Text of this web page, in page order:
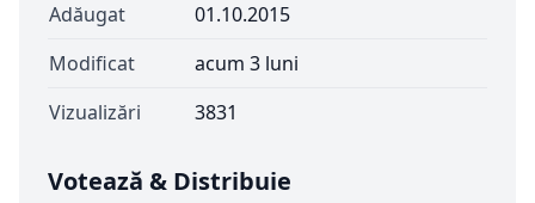
Adăugat
01.10.2015
Modificat
acum 3 luni
Vizualizări
3831
Votează & Distribuie